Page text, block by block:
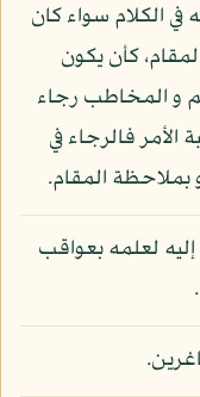
الكلام سواء كان
كأن يكون
و المخاطب رجاء
فالرجاء في
بملاحظة المقام.
لعلمه بعواقب